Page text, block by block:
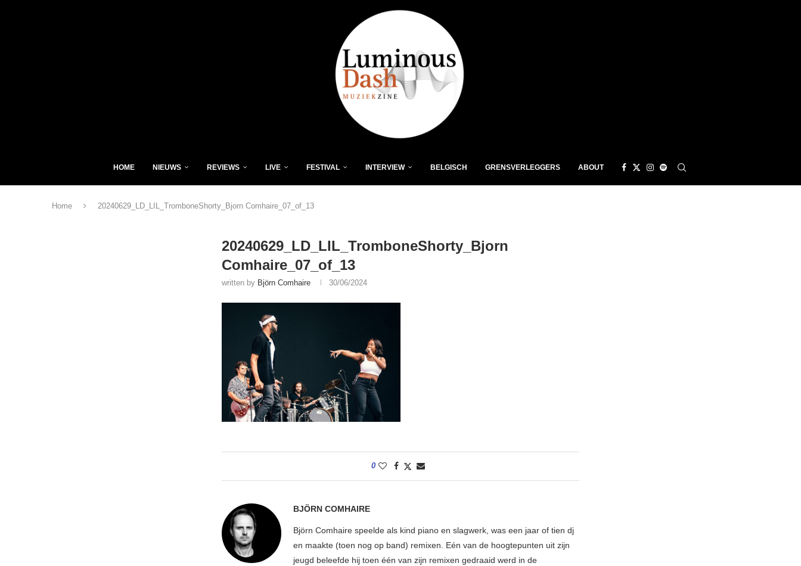
HOME NIEUWS REVIEWS LIVE FESTIVAL INTERVIEW BELGISCH GRENSVERLEGGERS ABOUT
Home 20240629_LD_LIL_TromboneShorty_Bjorn Comhaire_07_of_13
20240629_LD_LIL_TromboneShorty_Bjorn
Comhaire_07_of_13
written by Björn Comhaire 30/06/2024
0
BJÖRN COMHAIRE
Björn Comhaire speelde als kind piano en slagwerk, was een jaar of tien dj
en maakte (toen nog op band) remixen. Eén van de hoogtepunten uit zijn
jeugd beleefde hij toen één van zijn remixen gedraaid werd in de